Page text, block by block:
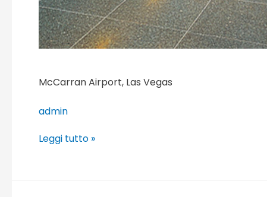
McCarran Airport, Las Vegas
admin
Leggi tutto »